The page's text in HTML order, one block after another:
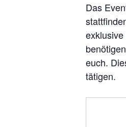
Das
euch.
tätigen.